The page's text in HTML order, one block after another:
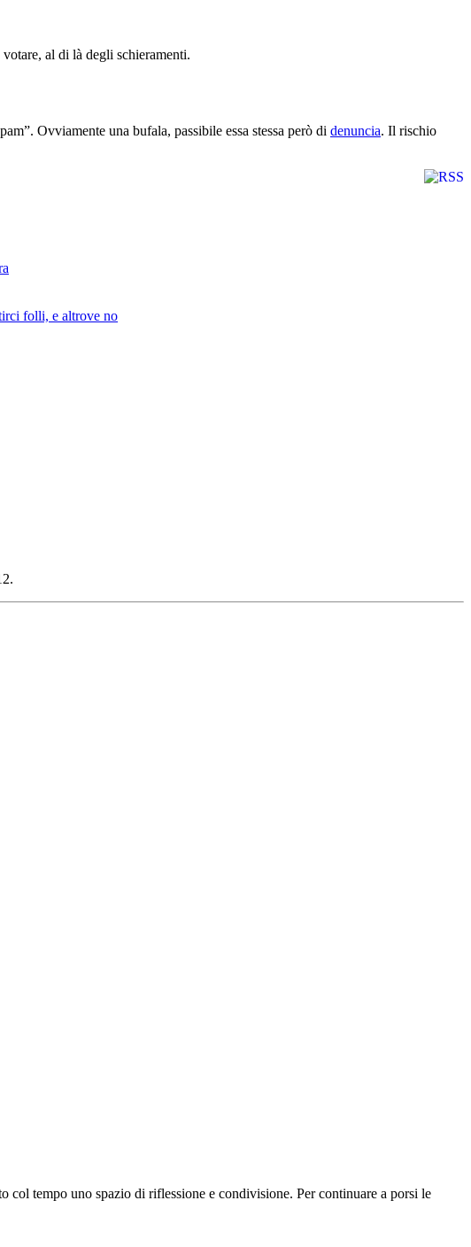
al di là degli schieramenti.
Ovviamente una bufala, passibile essa stessa però di denuncia. Il rischio
folli, e altrove no
tempo uno spazio di riflessione e condivisione. Per continuare a porsi le